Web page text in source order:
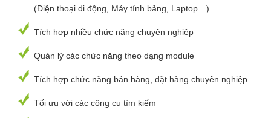
(Điện thoại di động, Máy tính bảng, Laptop…)
Tích hợp nhiều chức năng chuyên nghiệp
Quản lý các chức năng theo dạng module
Tích hợp chức năng bán hàng, đặt hàng chuyên nghiệp
Tối ưu với các công cụ tìm kiếm